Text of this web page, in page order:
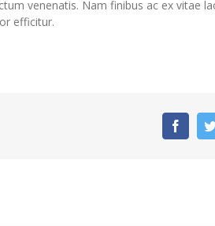
venenatis. Nam finibus ac ex vitae
efficitur.